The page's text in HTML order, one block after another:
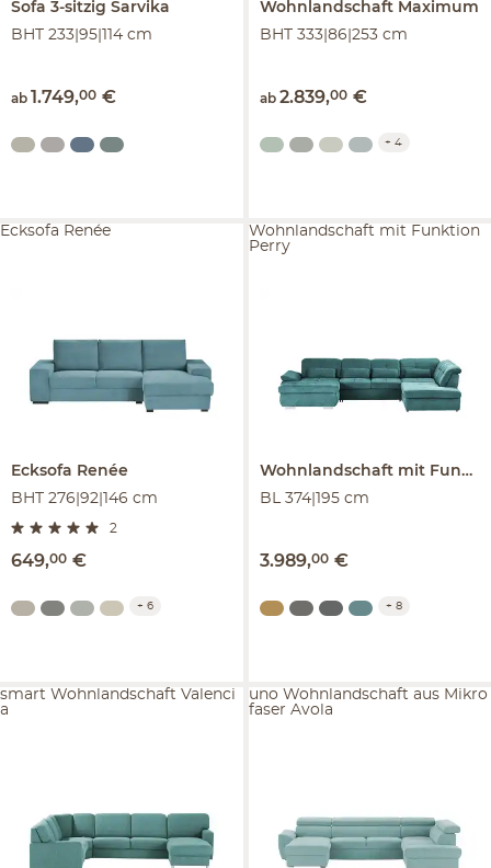
Sofa 3-sitzig Sarvika
BHT 233|95|114 cm
ab 1.749,00 €
Wohnlandschaft Maximum
BHT 333|86|253 cm
ab 2.839,00 €
+ 4
Ecksofa Renée
BHT 276|92|146 cm
2
649,00 €
Ecksofa Renée
+ 6
Wohnlandschaft mit Funktion
BL 374|195 cm
3.989,00 €
Wohnlandschaft mit Funktion
Perry
+ 8
smart Wohnlandschaft Valenci
a
uno Wohnlandschaft aus Mikro
faser Avola